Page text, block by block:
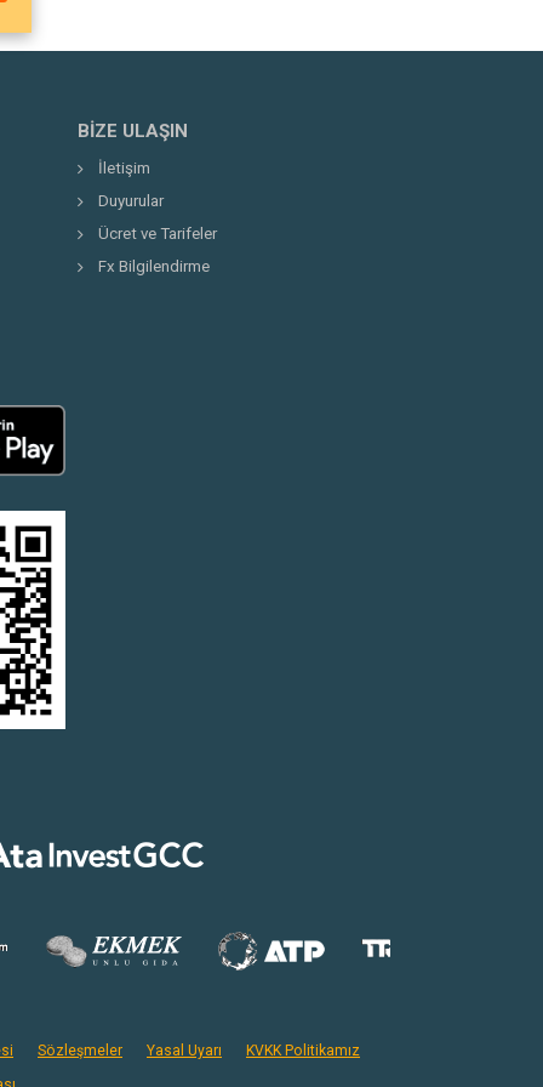
BIZE ULAŞIN
İletişim
Duyurular
Ücret ve Tarifeler
Fx Bilgilendirme
Sözleşmeler Yasal Uyarı
KVKK Politikamız